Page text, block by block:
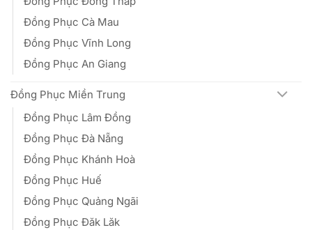
Đồng Phục Cà Mau
Đồng Phục Vĩnh Long
Đồng Phục An Giang
Đồng Phục Miền Trung
Đồng Phục Lâm Đồng
Đồng Phục Đà Nẵng
Đồng Phục Khánh Hoà
Đồng Phục Huế
Đồng Phục Quảng Ngãi
Đồng Phục Đăk Lăk